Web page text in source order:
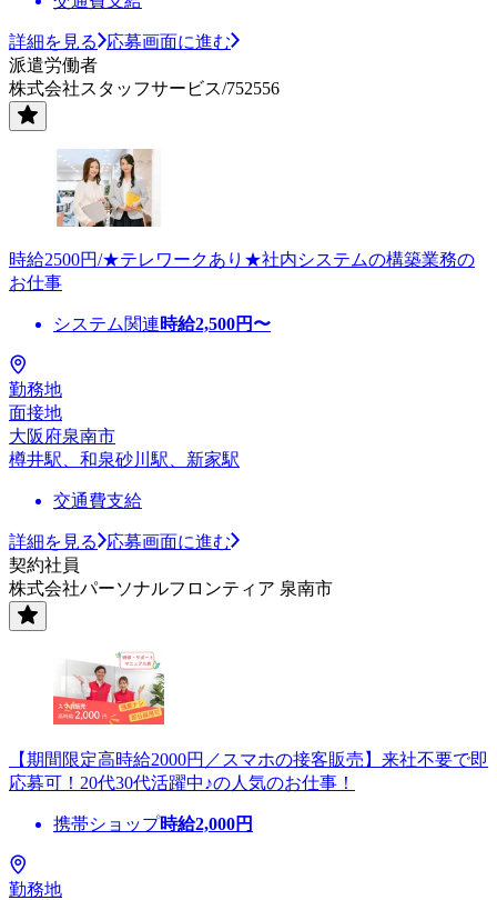
詳細を見る
応募画面に進む
派遣労働者
株式会社スタッフサービス/752556
時給2500円/★テレワークあり★社内システムの構築業務の
お仕事
システム関連時給2,500円〜
勤務地
面接地
大阪府泉南市
樽井駅、和泉砂川駅、新家駅
交通費支給
詳細を見る
応募画面に進む
契約社員
株式会社パーソナルフロンティア 泉南市
【期間限定高時給2000円／スマホの接客販売】来社不要で即
応募可！20代30代活躍中♪の人気のお仕事！
携帯ショップ時給2,000円
勤務地